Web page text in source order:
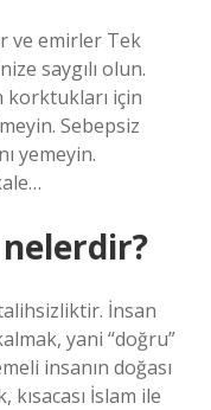
ve emirler Tek
saygılı olun.
korktukları için
Sebepsiz
yemeyin.
İnsan
yani “doğru”
insanın doğası
kısacası İslam ile